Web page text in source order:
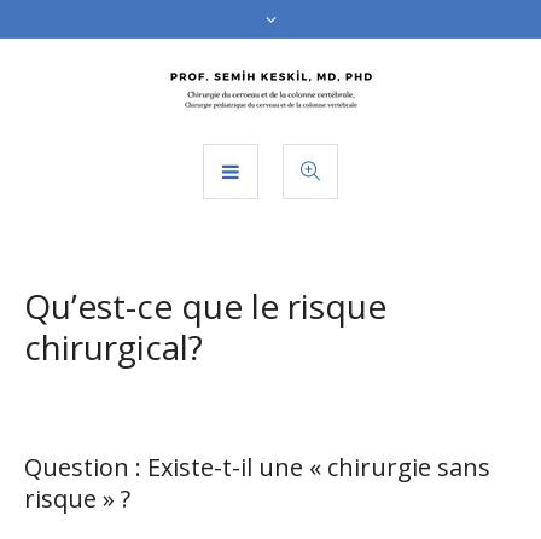
Qu’est-ce que le risque
chirurgical?
Question : Existe-t-il une « chirurgie sans
risque » ?